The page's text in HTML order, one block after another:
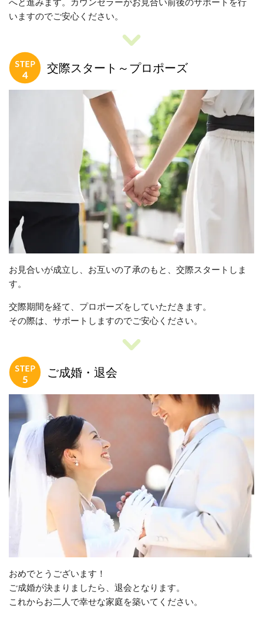
いますのでご安心ください。
交際スタート～プロポーズ
お見合いが成立し、お互いの了承のもと、交際スタートしま
す。
交際期間を経て、プロポーズをしていただきます。
その際は、サポートしますのでご安心ください。
ご成婚・退会
おめでとうございます！
ご成婚が決まりましたら、退会となります。
これからお二人で幸せな家庭を築いてください。